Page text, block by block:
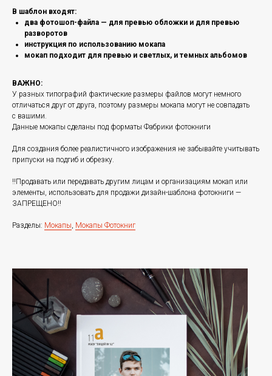
В шаблон входят:
два фотошоп-файла — для превью обложки и для превью
разворотов
инструкция по использованию мокапа
мокап подходит для превью и светлых, и темных альбомов
ВАЖНО:
У разных типографий фактические размеры файлов могут немного
отличаться друг от друга, поэтому размеры мокапа могут не совпадать
с вашими.
Данные мокапы сделаны под форматы Фабрики фотокниги
Для создания более реалистичного изображения не забывайте учитывать
припуски на подгиб и обрезку.
‼️Продавать или передавать другим лицам и организациям мокап или
элементы, использовать для продажи дизайн-шаблона фотокниги —
ЗАПРЕЩЕНО‼️
Разделы: Мокапы, Мокапы Фотокниг